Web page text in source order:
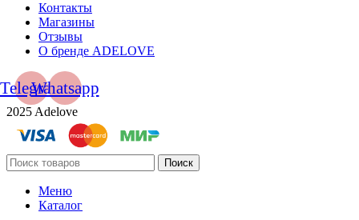
Контакты
Магазины
Отзывы
О бренде ADELOVE
TelegramWhatsapp
2025 Adelove
Поиск
Меню
Каталог